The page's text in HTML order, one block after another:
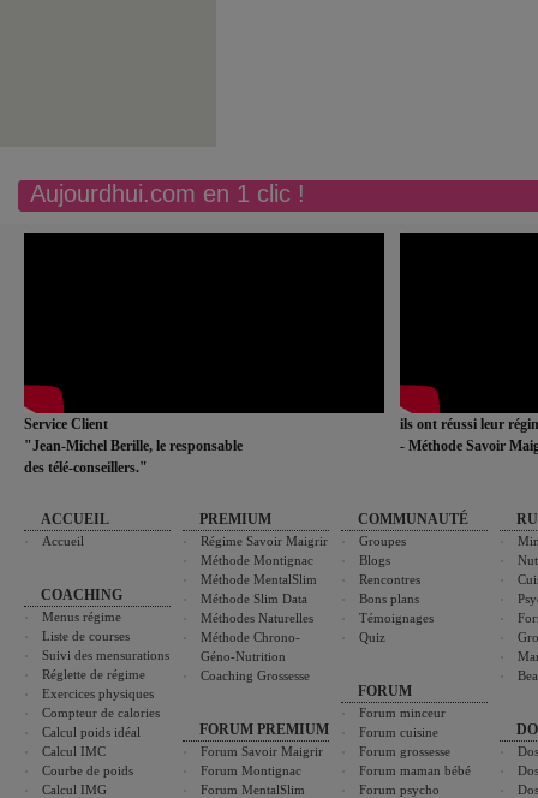
Aujourdhui.com en 1 clic !
Service Client
"Jean-Michel Berille, le responsable
des télé-conseillers."
ils ont réussi leur
- Méthode Savoir
ACCUEIL
Accueil
COACHING
Menus régime
Liste de courses
Suivi des mensurations
Réglette de régime
Exercices physiques
Compteur de calories
Calcul poids idéal
Calcul IMC
Courbe de poids
Calcul IMG
PREMIUM
Régime Savoir Maigrir
Méthode Montignac
Méthode MentalSlim
Méthode Slim Data
Méthodes Naturelles
Méthode Chrono-
Géno-Nutrition
Coaching Grossesse
FORUM PREMIUM
Forum Savoir Maigrir
Forum Montignac
Forum MentalSlim
COMMUNAUTÉ
Groupes
Blogs
Rencontres
Bons plans
Témoignages
Quiz
FORUM
Forum minceur
Forum cuisine
Forum grossesse
Forum maman bébé
Forum psycho